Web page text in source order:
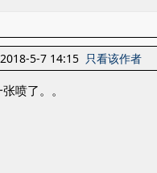
5-7 14:15 只看该作者
喷了。。